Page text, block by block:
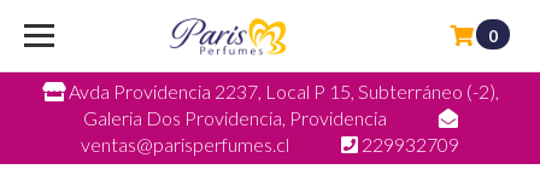
Avda Providencia 2237, Local P 15, Subterráneo (-2),
Galeria Dos Providencia, Providencia
ventas@parisperfumes.cl
229932709
0